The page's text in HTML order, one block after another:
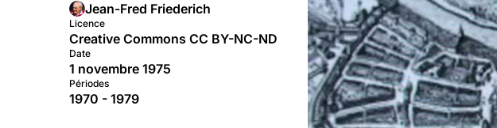
Jean-Fred Friederich
Licence
Creative Commons CC BY-NC-ND
Date
1 novembre 1975
Périodes
1970 - 1979